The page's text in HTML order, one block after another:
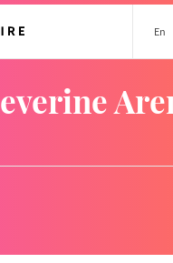
En
Severine